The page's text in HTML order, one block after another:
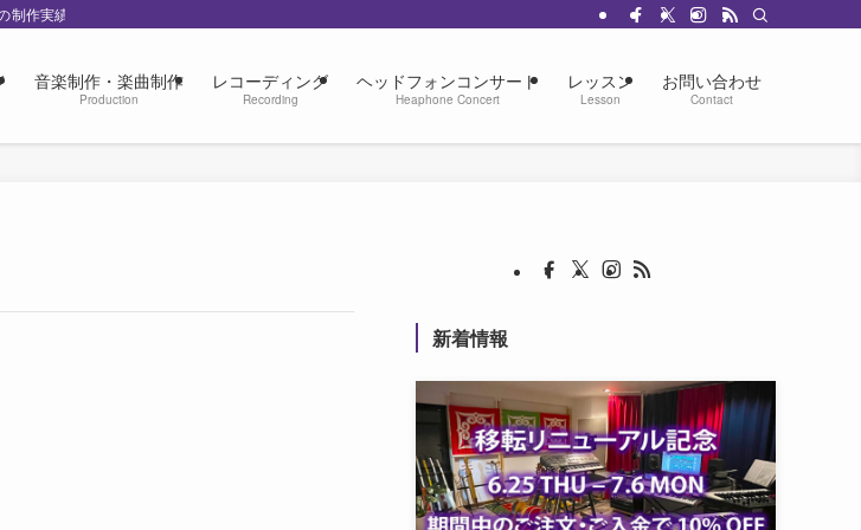
制作実績
音楽制作・楽曲制作
Production
レコーディング
Recording
ヘッドフォンコンサート
Heaphone Concert
レッスン
Lesson
お問い合わせ
Contact
新着情報